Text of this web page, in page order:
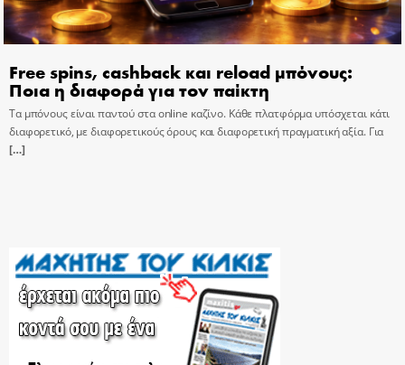
Free spins, cashback και reload μπόνους:
Ποια η διαφορά για τον παίκτη
Τα μπόνους είναι παντού στα online καζίνο. Κάθε πλατφόρμα υπόσχεται κάτι
διαφορετικό, με διαφορετικούς όρους και διαφορετική πραγματική αξία. Για
[…]